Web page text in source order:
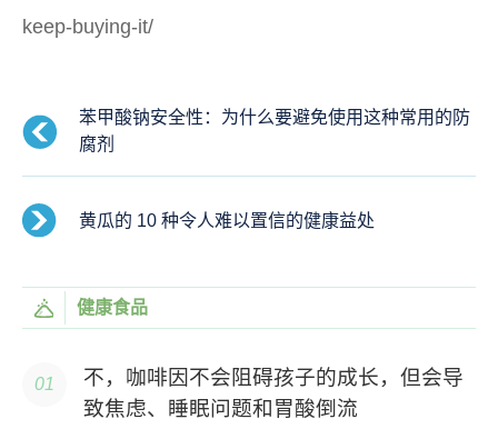
keep-buying-it/
苯甲酸钠安全性：为什么要避免使用这种常用的防
腐剂
黄瓜的 10 种令人难以置信的健康益处
健康食品
不，咖啡因不会阻碍孩子的成长，但会导
致焦虑、睡眠问题和胃酸倒流